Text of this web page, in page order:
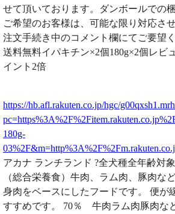
せて頂いております。ダンボールでの
ご希望のお客様は、可能な限り対応さ
注文手続き中のコメント欄にてご要望
送料無料イパキチン×2個180g×2個レビ
イント2倍
https://hb.afl.rakuten.co.jp/hgc/
180g-
アカナ ランチランド ?全犬種全年齢対
（総合栄養食）牛肉、ラム肉、豚肉な
身肉をベースにしたフードです。 便が
すすめです。 70％ 牛肉ラム肉豚肉な